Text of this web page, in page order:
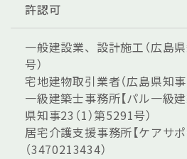
許認可
一般建設業、設計施工（広島
号）
宅地建物取引業者（広島県知事
一級建築士事務所【パル一級建
県知事23（1）第5291号）
居宅介護支援事務所【ケアサ
（3470213434）